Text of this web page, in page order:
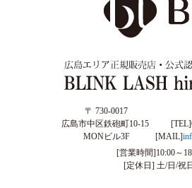
〒 730-0017
広島市中区鉄砲町10-15
MONビル3F
[TEL]
[MAIL]
[営業時間]10:00～
[定休日] 土/日/祝日